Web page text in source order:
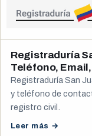
Registraduría
Teléfono,
Registraduría San
y teléfono de
registro civil.
Leer más →